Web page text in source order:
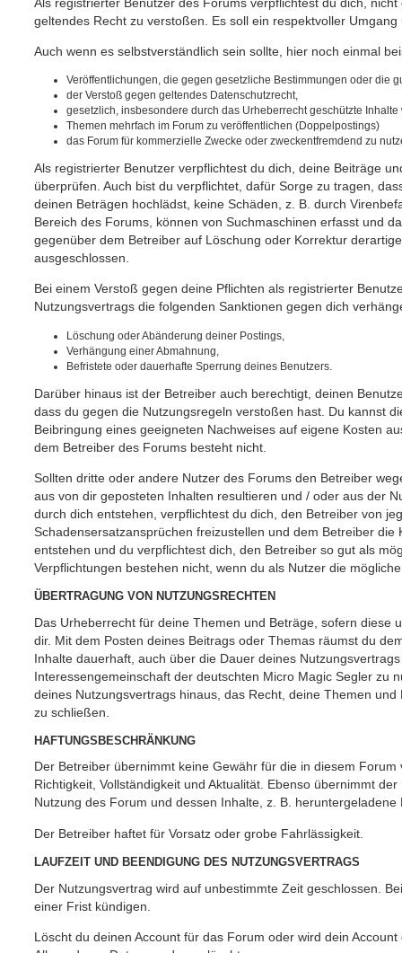
geltendes Recht zu verstoßen. Es soll ein respektvoller
Auch wenn es selbstverständlich sein sollte, hier noch einmal
Veröffentlichungen, die gegen gesetzliche Bestimmungen oder die
der Verstoß gegen geltendes Datenschutzrecht,
gesetzlich, insbesondere durch das Urheberrecht geschützte
Themen mehrfach im Forum zu veröffentlichen (Doppelpostings)
das Forum für kommerzielle Zwecke oder zweckentfremdend zu
Als registrierter Benutzer verpflichtest du dich, deine Beiträge
überprüfen. Auch bist du verpflichtet, dafür Sorge zu tragen,
deinen Beträgen hochlädst, keine Schäden, z. B. durch
Bereich des Forums, können von Suchmaschinen erfasst und
gegenüber dem Betreiber auf Löschung oder Korrektur
ausgeschlossen.
Bei einem Verstoß gegen deine Pflichten als registrierter
Nutzungsvertrags die folgenden Sanktionen gegen dich
Löschung oder Abänderung deiner Postings,
Verhängung einer Abmahnung,
Befristete oder dauerhafte Sperrung deines Benutzers.
Darüber hinaus ist der Betreiber auch berechtigt, deinen
dass du gegen die Nutzungsregeln verstoßen hast. Du kannst
Beibringung eines geeigneten Nachweises auf eigene Kosten
dem Betreiber des Forums besteht nicht.
Sollten dritte oder andere Nutzer des Forums den Betreiber
aus von dir geposteten Inhalten resultieren und / oder aus der
durch dich entstehen, verpflichtest du dich, den Betreiber von
Schadensersatzansprüchen freizustellen und dem Betreiber
entstehen und du verpflichtest dich, den Betreiber so gut als
Verpflichtungen bestehen nicht, wenn du als Nutzer die
ÜBERTRAGUNG VON NUTZUNGSRECHTEN
Das Urheberrecht für deine Themen und Beträge, sofern diese
dir. Mit dem Posten deines Beitrags oder Themas räumst du
Inhalte dauerhaft, auch über die Dauer deines
Interessengemeinschaft der deutschten Micro Magic Segler zu
deines Nutzungsvertrags hinaus, das Recht, deine Themen
zu schließen.
HAFTUNGSBESCHRÄNKUNG
Der Betreiber übernimmt keine Gewähr für die in diesem
Richtigkeit, Vollständigkeit und Aktualität. Ebenso übernimmt
Nutzung des Forum und dessen Inhalte, z. B.
Der Betreiber haftet für Vorsatz oder grobe Fahrlässigkeit.
LAUFZEIT UND BEENDIGUNG DES NUTZUNGSVERTRAGS
Der Nutzungsvertrag wird auf unbestimmte Zeit geschlossen.
einer Frist kündigen.
Löscht du deinen Account für das Forum oder wird dein